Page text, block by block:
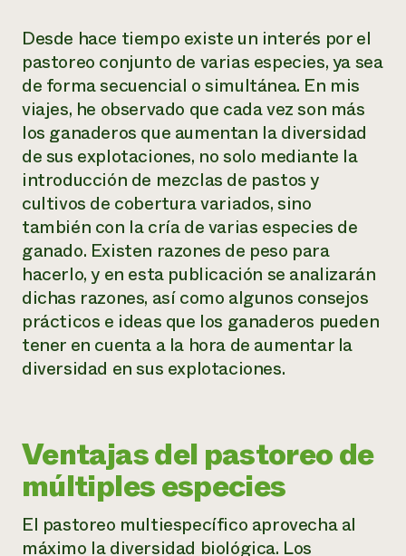
Desde hace tiempo existe un interés por el
pastoreo conjunto de varias especies, ya sea
de forma secuencial o simultánea. En mis
viajes, he observado que cada vez son más
los ganaderos que aumentan la diversidad
de sus explotaciones, no solo mediante la
introducción de mezclas de pastos y
cultivos de cobertura variados, sino
también con la cría de varias especies de
ganado. Existen razones de peso para
hacerlo, y en esta publicación se analizarán
dichas razones, así como algunos consejos
prácticos e ideas que los ganaderos pueden
tener en cuenta a la hora de aumentar la
diversidad en sus explotaciones.
Ventajas del pastoreo de
múltiples especies
El pastoreo multiespecífico aprovecha al
máximo la diversidad biológica. Los